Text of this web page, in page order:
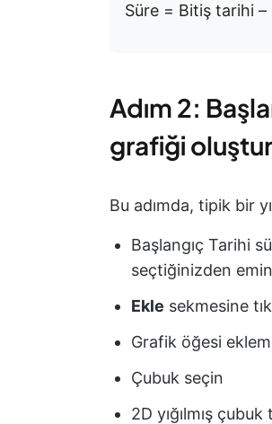
Süre = Bitiş tarihi –
Adım 2:
grafiği
Bu adımda, tipik bir
Başlangıç Tarihi
seçtiğinizden
Ekle sekmesine
Grafik öğesi
Çubuk seçin
2D yığılmış